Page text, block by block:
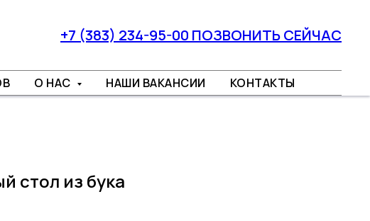
+7 (383) 234-95-00 ПОЗВОНИТЬ СЕЙЧАС
О НАС НАШИ ВАКАНСИИ КОНТАКТЫ
стол из бука